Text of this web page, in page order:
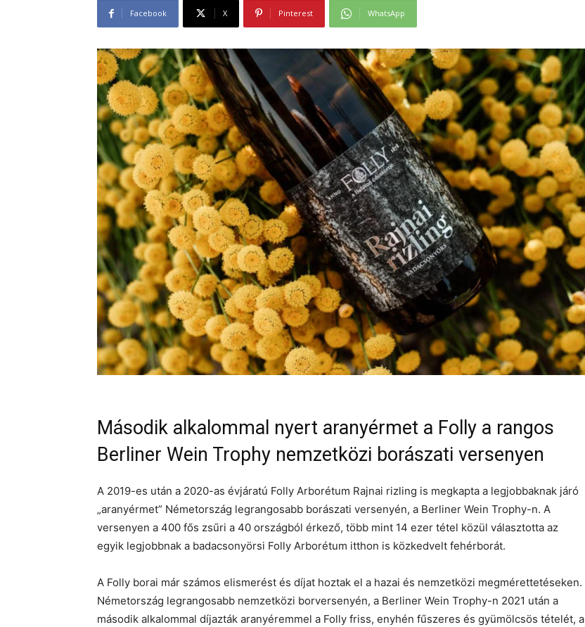
Facebook X Pinterest WhatsApp
Második alkalommal nyert aranyérmet a Folly a rangos
Berliner Wein Trophy nemzetközi borászati versenyen
A 2019-es után a 2020-as évjáratú Folly Arborétum Rajnai rizling is megkapta a legjobbaknak járó
„aranyérmet” Németország legrangosabb borászati versenyén, a Berliner Wein Trophy-n. A
versenyen a 400 fős zsűri a 40 országból érkező, több mint 14 ezer tétel közül választotta az
egyik legjobbnak a badacsonyörsi Folly Arborétum itthon is közkedvelt fehérborát.
A Folly borai már számos elismerést és díjat hoztak el a hazai és nemzetközi megmérettetéseken.
Németország legrangosabb nemzetközi borversenyén, a Berliner Wein Trophy-n 2021 után a
második alkalommal díjazták aranyéremmel a Folly friss, enyhén fűszeres és gyümölcsös tételét, a